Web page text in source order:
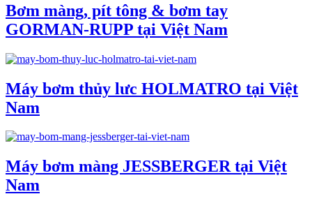
Bơm màng, pít tông & bơm tay
GORMAN-RUPP tại Việt Nam
Máy bơm thủy lưc HOLMATRO tại Việt
Nam
Máy bơm màng JESSBERGER tại Việt
Nam